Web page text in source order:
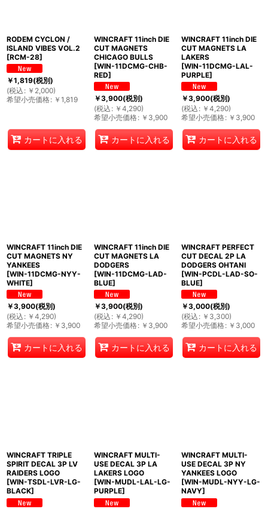
RODEM CYCLON /
ISLAND VIBES VOL.2
[RCM-28]
￥1,819(税別)
(税込 : ￥ 2,000)
希望小売価格: ￥ 1,819
カートに入れる
WINCRAFT 11inch DIE
CUT MAGNETS
CHICAGO BULLS
[WIN-11DCMG-CHB-
RED]
￥3,900(税別)
(税込 : ￥ 4,290)
希望小売価格: ￥ 3,900
カートに入れる
WINCRAFT 11inch DIE
CUT MAGNETS LA
LAKERS
[WIN-11DCMG-LAL-
PURPLE]
￥3,900(税別)
(税込 : ￥ 4,290)
希望小売価格: ￥ 3,900
カートに入れる
WINCRAFT 11inch DIE
CUT MAGNETS NY
YANKEES
[WIN-11DCMG-NYY-
WHITE]
￥3,900(税別)
(税込 : ￥ 4,290)
希望小売価格: ￥ 3,900
カートに入れる
WINCRAFT 11inch DIE
CUT MAGNETS LA
DODGERS
[WIN-11DCMG-LAD-
BLUE]
￥3,900(税別)
(税込 : ￥ 4,290)
希望小売価格: ￥ 3,900
カートに入れる
WINCRAFT PERFECT
CUT DECAL 2P LA
DODGERS OHTANI
[WIN-PCDL-LAD-SO-
BLUE]
￥3,000(税別)
(税込 : ￥ 3,300)
希望小売価格: ￥ 3,000
カートに入れる
WINCRAFT TRIPLE
SPIRIT DECAL 3P LV
RAIDERS LOGO
[WIN-TSDL-LVR-LG-
BLACK]
WINCRAFT MULTI-
USE DECAL 3P LA
LAKERS LOGO
[WIN-MUDL-LAL-LG-
PURPLE]
WINCRAFT MULTI-
USE DECAL 3P NY
YANKEES LOGO
[WIN-MUDL-NYY-LG-
NAVY]